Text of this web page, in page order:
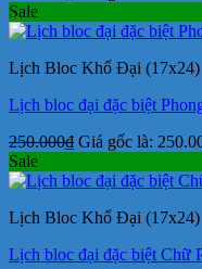
Sale
Lịch Bloc Khổ Đại (17x24)
Lịch bloc đại đặc biệt
250.000₫ Giá gốc là:
Sale
Lịch Bloc Khổ Đại (17x24)
Lịch bloc đại đặc biệt Chữ